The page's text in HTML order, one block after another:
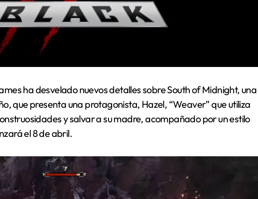
ha desvelado nuevos detalles sobre South of Midnight, una
que presenta una protagonista, Hazel, “Weaver” que utiliza
y salvar a su madre, acompañado por un estilo
el 8 de abril.